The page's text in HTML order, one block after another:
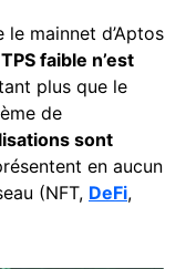
mainnet d’Aptos
TPS faible n’est
plus que le
de
sont
en aucun
(NFT, DeFi,